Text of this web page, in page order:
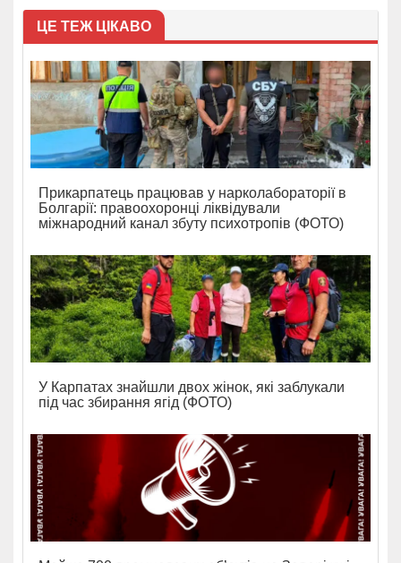
ЦЕ ТЕЖ ЦІКАВО
Прикарпатець працював у нарколабораторії в
Болгарії: правоохоронці ліквідували
міжнародний канал збуту психотропів (ФОТО)
У Карпатах знайшли двох жінок, які заблукали
під час збирання ягід (ФОТО)